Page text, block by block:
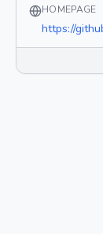
HOMEPAGE
https://